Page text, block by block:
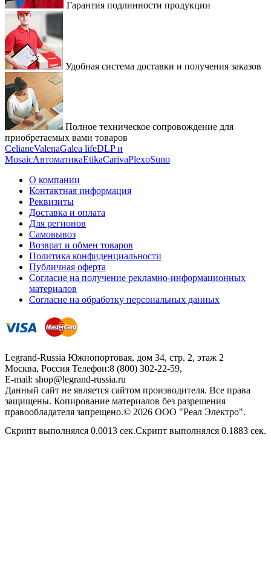
Гарантия подлинности продукции
Удобная система доставки и получения заказов
Полное техническое сопровождение для
приобретаемых вами товаров
CelianeValenaGalea lifeDLP и
MosaicАвтоматикаEtikaCarivaPlexoSuno
О компании
Контактная информация
Реквизиты
Доставка и оплата
Для регионов
Самовывоз
Возврат и обмен товаров
Политика конфиденциальности
Публичная оферта
Согласие на получение рекламно-информационных
материалов
Согласие на обработку персональных данных
Legrand-Russia Южнопортовая, дом 34, стр. 2, этаж 2
Москва, Россия Телефон:8 (800) 302-22-59,
E-mail: shop@legrand-russia.ru
Данный сайт не является сайтом производителя. Все права
защищены. Копирование материалов без разрешения
правообладателя запрещено.© 2026 ООО "Реал Электро".
Скрипт выполнялся 0.0013 сек.Скрипт выполнялся 0.1883 сек.